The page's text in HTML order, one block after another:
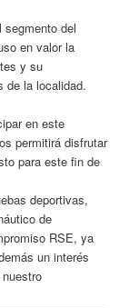
segmento del
en valor la
y su
de la localidad.
en este
permitirá disfrutar
para este fin de
deportivas,
de
RSE, ya
un interés